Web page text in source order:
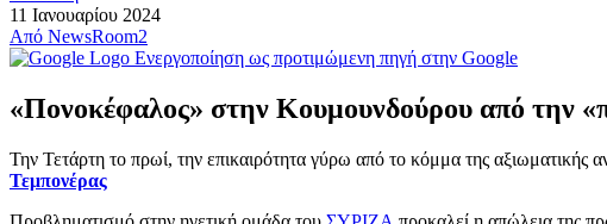
11 Ιανουαρίου 2024
Από NewsRoom2
Ενεργοποίηση ως προτιμώμενη πηγή στην Google
«Πονοκέφαλος» στην Κουμουνδούρου από την
Την Τετάρτη το πρωί, την επικαιρότητα γύρω από το κόμμα της
Τεμπονέρας